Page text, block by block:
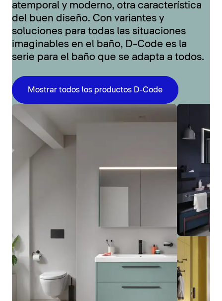
atemporal y moderno, otra característica
del buen diseño. Con variantes y
soluciones para todas las situaciones
imaginables en el baño, D-Code es la
serie para el baño que se adapta a todos.
Mostrar todos los productos D-Code